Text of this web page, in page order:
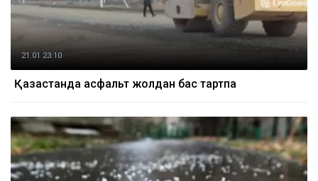
21.01 23:10
Қазақстанда асфальт жолдан бас тартпақ